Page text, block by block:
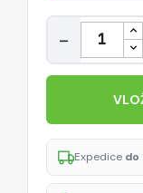
Množství
−
Expedice do